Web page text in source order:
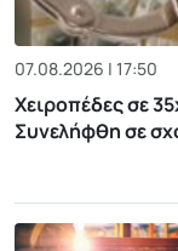
07.08.2026 | 17:50
Χειροπέδες σε
Συνελήφθη σε